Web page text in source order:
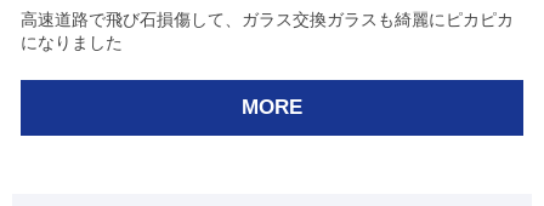
高速道路で飛び石損傷して、ガラス交換ガラスも綺麗にピカピカ
になりました
MORE